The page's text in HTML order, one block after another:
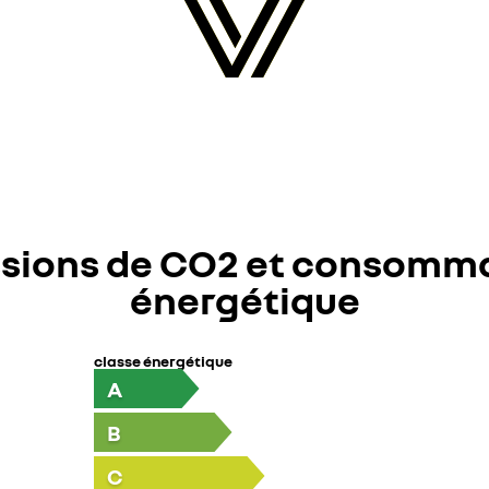
de CO2 et
énergétique
classe énergétique
A
B
C